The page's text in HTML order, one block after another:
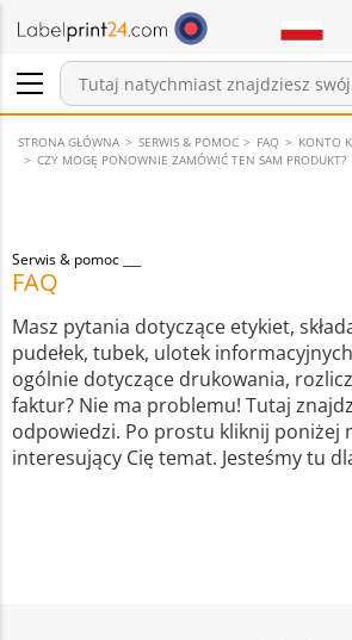
Zaloguj się / Zarejestruj
Pozycji w koszyku
Wiadomości
STRONA GŁÓWNA SERWIS & POMOC FAQ KONTO
CZY MOGĘ PONOWNIE ZAMÓWIĆ TEN SAM PRODUKT?
Serwis & pomoc
FAQ
Masz pytania dotyczące etykiet,
pudełek, tubek, ulotek
ogólnie dotyczące drukowania,
faktur? Nie ma problemu! Tutaj
odpowiedzi. Po prostu kliknij poniżej
interesujący Cię temat. Jesteśmy tu